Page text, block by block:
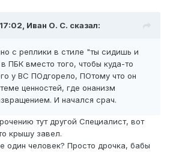
Иван О. С. сказал:
с реплики в стиле "ты сидишь и
ПБК вместо того, чтобы куда-то
у ВС ПОдгорело, ПОтому что он
ценностей, где онанизм
И начался срач.
тут другой Специалист, вот
крышу завел.
один человек? Просто дрочка, бабы